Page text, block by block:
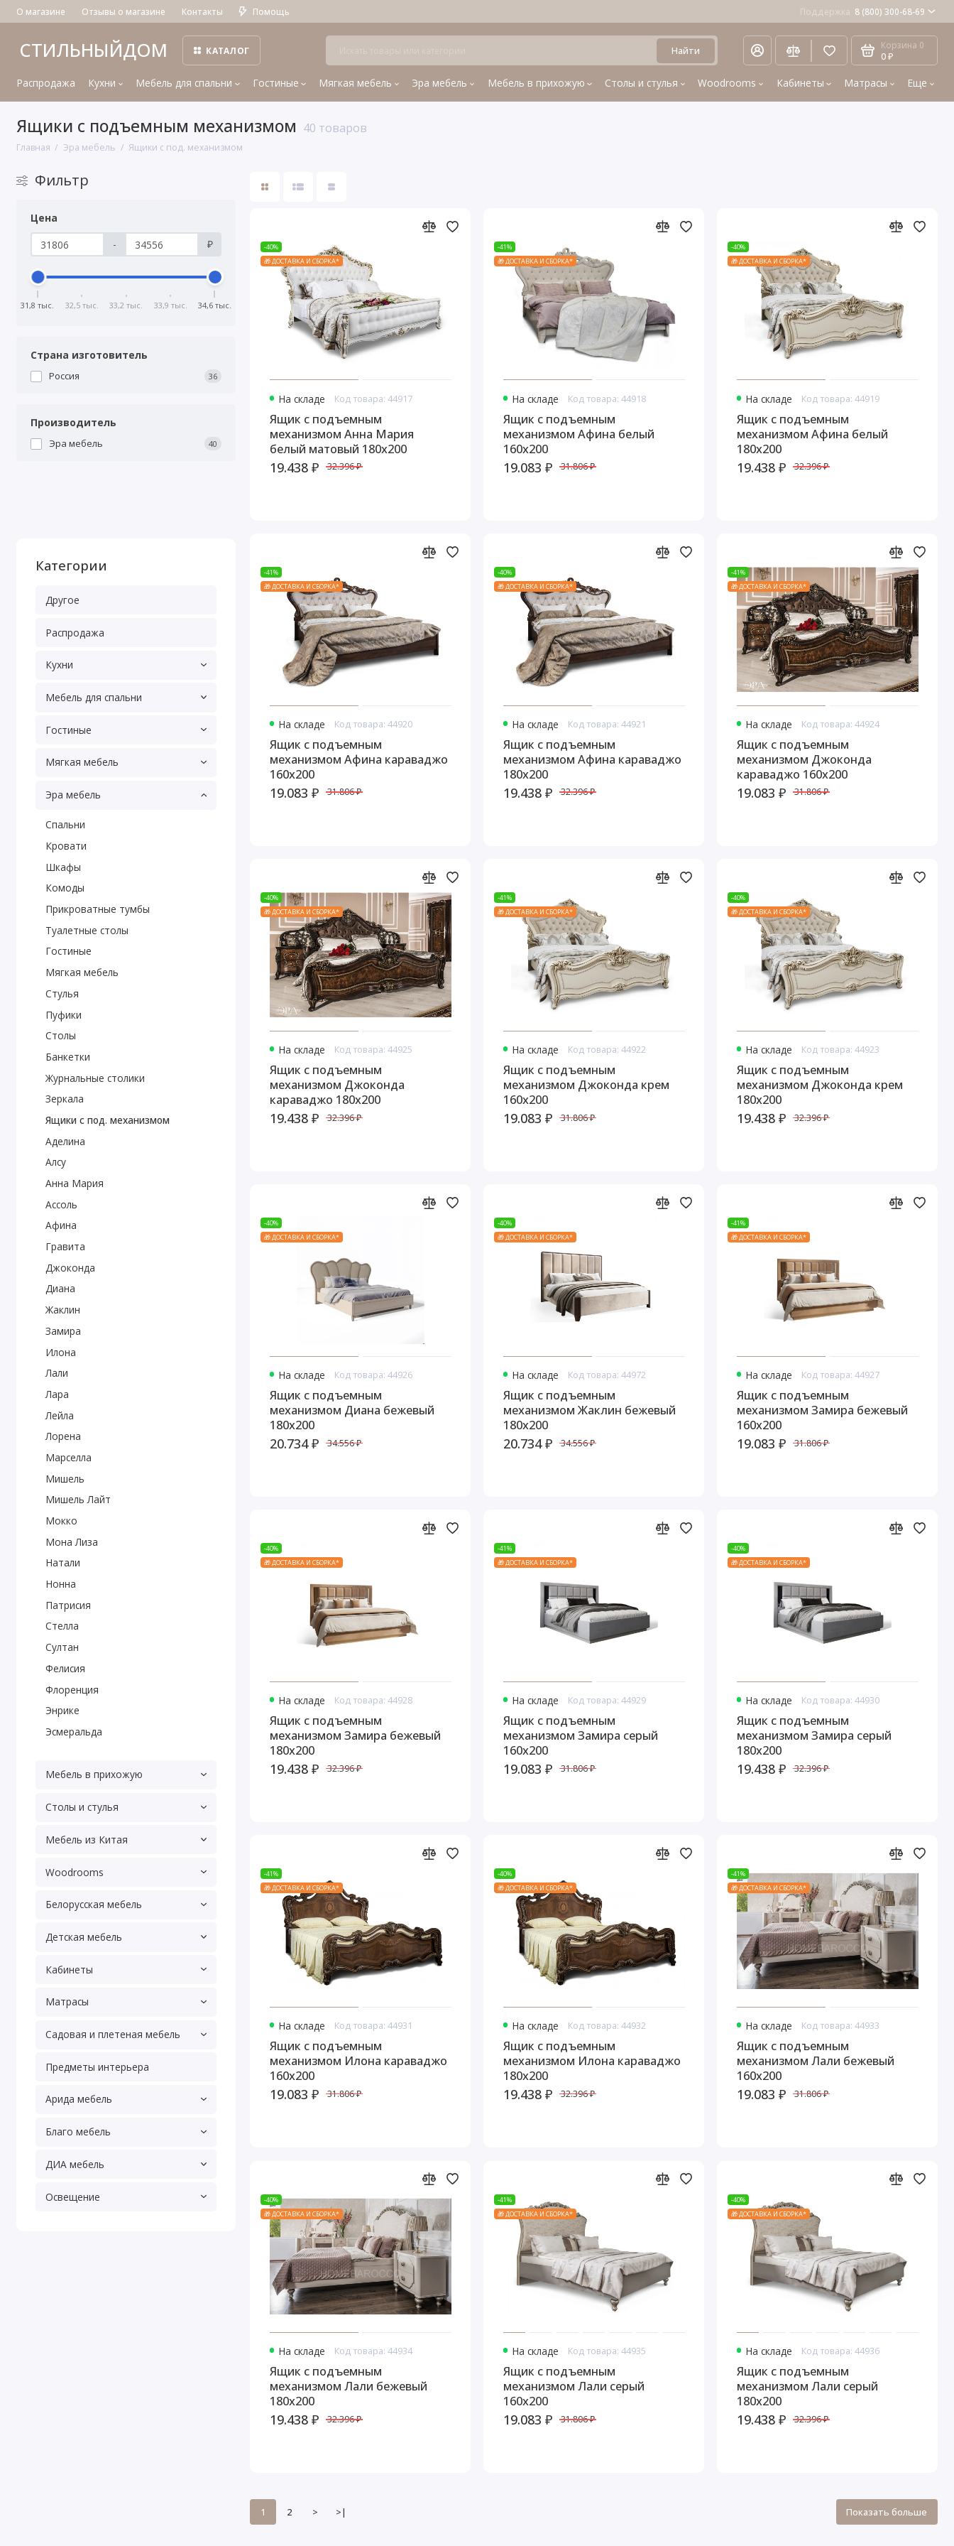
О магазине Отзывы о магазине Контакты Помощь Поддержка 8 (800) 300-68-69
СТИЛЬНЫЙДОМ КАТАЛОГ Найти Корзина 0
0 ₽
Распродажа Кухни Мебель для спальни Гостиные Мягкая мебель Эра мебель Мебель в прихожую Столы и стулья Woodrooms Кабинеты Матрасы Еще
Ящики с подъемным механизмом 40 товаров
Главная Эра мебель Ящики с под. механизмом
Фильтр
Цена
-
₽
31,8 тыс. 32,5 тыс. 33,2 тыс. 33,9 тыс. 34,6 тыс.
Страна изготовитель
Россия 36
Производитель
Эра мебель 40
Категории
Другое
Распродажа
Кухни
Мебель для спальни
Гостиные
Мягкая мебель
Эра мебель
Cпальни
Кровати
Шкафы
Комоды
Прикроватные тумбы
Туалетные столы
Гостиные
Мягкая мебель
Стулья
Пуфики
Столы
Банкетки
Журнальные столики
Зеркала
Ящики с под. механизмом
Аделина
Алсу
Анна Мария
Ассоль
Афина
Гравита
Джоконда
Диана
Жаклин
Замира
Илона
Лали
Лара
Лейла
Лорена
Марселла
Мишель
Мишель Лайт
Мокко
Мона Лиза
Натали
Нонна
Патрисия
Стелла
Султан
Фелисия
Флоренция
Энрике
Эсмеральда
Мебель в прихожую
Столы и стулья
Мебель из Китая
Woodrooms
Белорусская мебель
Детская мебель
Кабинеты
Матрасы
Садовая и плетеная мебель
Предметы интерьера
Арида мебель
Благо мебель
ДИА мебель
Освещение
-40%
🎁 ДОСТАВКА И СБОРКА*
На складе Код товара: 44917
Ящик с подъемным
механизмом Анна Мария
белый матовый 180х200
19.438 ₽ 32.396 ₽
-41%
🎁 ДОСТАВКА И СБОРКА*
На складе Код товара: 44918
Ящик с подъемным
механизмом Афина белый
160х200
19.083 ₽ 31.806 ₽
-40%
🎁 ДОСТАВКА И СБОРКА*
На складе Код товара: 44919
Ящик с подъемным
механизмом Афина белый
180х200
19.438 ₽ 32.396 ₽
-41%
🎁 ДОСТАВКА И СБОРКА*
На складе Код товара: 44920
Ящик с подъемным
механизмом Афина караваджо
160х200
19.083 ₽ 31.806 ₽
-40%
🎁 ДОСТАВКА И СБОРКА*
На складе Код товара: 44921
Ящик с подъемным
механизмом Афина караваджо
180х200
19.438 ₽ 32.396 ₽
-41%
🎁 ДОСТАВКА И СБОРКА*
На складе Код товара: 44924
Ящик с подъемным
механизмом Джоконда
караваджо 160х200
19.083 ₽ 31.806 ₽
-40%
🎁 ДОСТАВКА И СБОРКА*
На складе Код товара: 44925
Ящик с подъемным
механизмом Джоконда
караваджо 180х200
19.438 ₽ 32.396 ₽
-41%
🎁 ДОСТАВКА И СБОРКА*
На складе Код товара: 44922
Ящик с подъемным
механизмом Джоконда крем
160х200
19.083 ₽ 31.806 ₽
-40%
🎁 ДОСТАВКА И СБОРКА*
На складе Код товара: 44923
Ящик с подъемным
механизмом Джоконда крем
180х200
19.438 ₽ 32.396 ₽
-40%
🎁 ДОСТАВКА И СБОРКА*
На складе Код товара: 44926
Ящик с подъемным
механизмом Диана бежевый
180x200
20.734 ₽ 34.556 ₽
-40%
🎁 ДОСТАВКА И СБОРКА*
На складе Код товара: 44972
Ящик с подъемным
механизмом Жаклин бежевый
180x200
20.734 ₽ 34.556 ₽
-41%
🎁 ДОСТАВКА И СБОРКА*
На складе Код товара: 44927
Ящик с подъемным
механизмом Замира бежевый
160x200
19.083 ₽ 31.806 ₽
-40%
🎁 ДОСТАВКА И СБОРКА*
На складе Код товара: 44928
Ящик с подъемным
механизмом Замира бежевый
180x200
19.438 ₽ 32.396 ₽
-41%
🎁 ДОСТАВКА И СБОРКА*
На складе Код товара: 44929
Ящик с подъемным
механизмом Замира серый
160x200
19.083 ₽ 31.806 ₽
-40%
🎁 ДОСТАВКА И СБОРКА*
На складе Код товара: 44930
Ящик с подъемным
механизмом Замира серый
180x200
19.438 ₽ 32.396 ₽
-41%
🎁 ДОСТАВКА И СБОРКА*
На складе Код товара: 44931
Ящик с подъемным
механизмом Илона караваджо
160х200
19.083 ₽ 31.806 ₽
-40%
🎁 ДОСТАВКА И СБОРКА*
На складе Код товара: 44932
Ящик с подъемным
механизмом Илона караваджо
180х200
19.438 ₽ 32.396 ₽
-41%
🎁 ДОСТАВКА И СБОРКА*
На складе Код товара: 44933
Ящик с подъемным
механизмом Лали бежевый
160х200
19.083 ₽ 31.806 ₽
-40%
🎁 ДОСТАВКА И СБОРКА*
На складе Код товара: 44934
Ящик с подъемным
механизмом Лали бежевый
180х200
19.438 ₽ 32.396 ₽
-41%
🎁 ДОСТАВКА И СБОРКА*
На складе Код товара: 44935
Ящик с подъемным
механизмом Лали серый
160х200
19.083 ₽ 31.806 ₽
-40%
🎁 ДОСТАВКА И СБОРКА*
На складе Код товара: 44936
Ящик с подъемным
механизмом Лали серый
180х200
19.438 ₽ 32.396 ₽
1 2 > >| Показать больше